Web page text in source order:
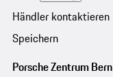
Händler kontaktieren
Speichern
Porsche Zentrum Bern